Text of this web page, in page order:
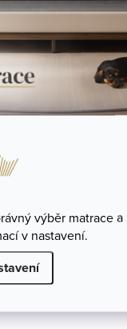
výběr matrace
v nastavení.
– buďte
bezpečná
lůžka a výměnou
s HEPA